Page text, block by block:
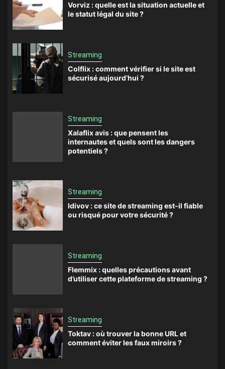
Vorviz : quelle est la situation actuelle et
le statut légal du site ?
Streaming
Colflix : comment vérifier si le site est
sécurisé aujourd’hui ?
Streaming
Xalaflix avis : que pensent les
internautes et quels sont les dangers
potentiels ?
Streaming
Idivov : ce site de streaming est-il fiable
ou risqué pour votre sécurité ?
Streaming
Flemmix : quelles précautions avant
d’utiliser cette plateforme de streaming ?
Streaming
Toktav : où trouver la bonne URL et
comment éviter les faux miroirs ?